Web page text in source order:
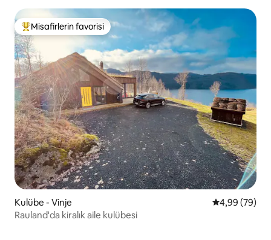
Misafirlerin favorilerinden en beğenilenler arasında
Misafirlerin favorisi
Kulübe - Vinje 5 üzerinden
4,99 (79)
Rauland'da kiralık aile kulübesi